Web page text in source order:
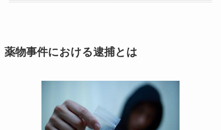
薬物事件における逮捕とは